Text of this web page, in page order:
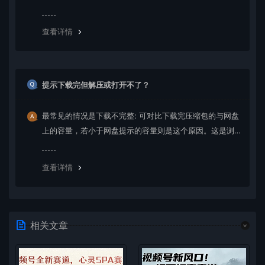
查看详情
提示下载完但解压或打开不了？
最常见的情况是下载不完整: 可对比下载完压缩包的与网盘
上的容量，若小于网盘提示的容量则是这个原因。这是浏
查看详情
相关文章